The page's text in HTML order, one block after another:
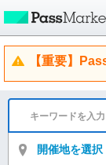
【重要】
開催地を選択